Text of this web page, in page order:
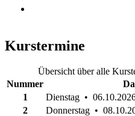
Kurstermine
Übersicht über alle
Nummer
1
Dienstag •
2
Donnerstag •